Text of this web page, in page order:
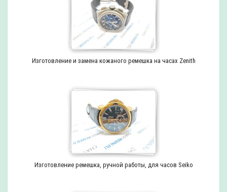
Изготовление и замена кожаного ремешка на часах Zenith
Изготовление ремешка, ручной работы, для часов Seiko